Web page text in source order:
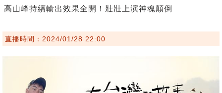
高山峰持續輸出效果全開！壯壯上演神魂顛倒
直播時間：2024/01/28 22:00